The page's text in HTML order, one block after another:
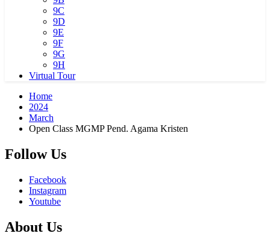
9C
9D
9E
9F
9G
9H
Virtual Tour
Home
2024
March
Open Class MGMP Pend. Agama Kristen
Follow Us
Facebook
Instagram
Youtube
About Us